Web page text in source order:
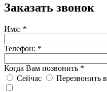
Заказать звонок
Имя: *
Телефон: *
Когда Вам позвонить *
Сейчас
Перезвонить в